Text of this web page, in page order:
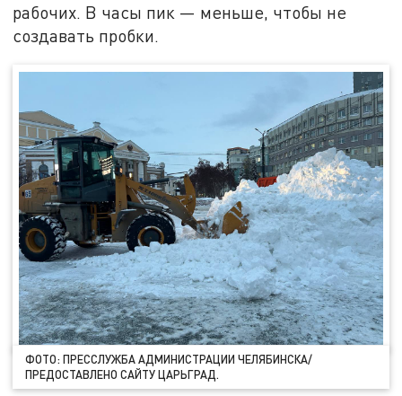
рабочих. В часы пик — меньше, чтобы не
создавать пробки.
ФОТО: ПРЕССЛУЖБА АДМИНИСТРАЦИИ ЧЕЛЯБИНСКА/
ПРЕДОСТАВЛЕНО САЙТУ ЦАРЬГРАД.